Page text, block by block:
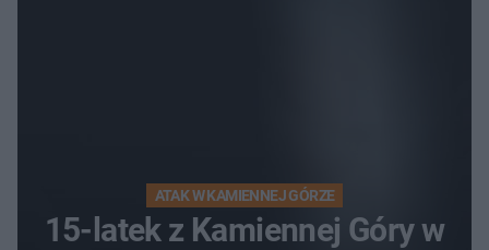
ATAK W KAMIENNEJ GÓRZE
15-latek z Kamiennej Góry w